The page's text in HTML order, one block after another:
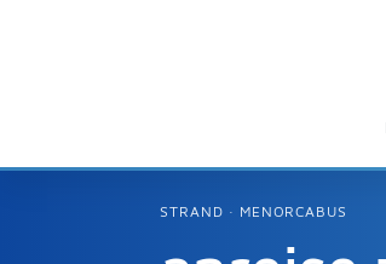
STRAND · MENORCABUS